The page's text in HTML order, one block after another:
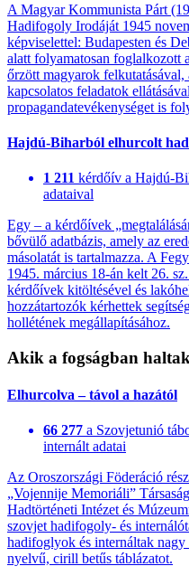
A Magyar Kommunista Párt
Hadifogoly Irodáját 1945
képviselettel: Budapesten és
alatt folyamatosan foglalkozott
őrzött magyarok felkutatásával,
kapcsolatos feladatok
propagandatevékenységet is
Hajdú-Biharból elhurcolt
1 211 kérdőív a Hajdú-
adataival
Egy – a kérdőívek
bővülő adatbázis, amely az
másolatát is tartalmazza. A
1945. március 18-án kelt 26.
kérdőívek kitöltésével és
hozzátartozók kérhettek
hollétének megállapításához.
Akik a fogságban
Elhurcolva – távol a hazától
66 277 a Szovjetunió
internált adatai
Az Oroszországi Föderáció
„Vojennije Memoriáli”
Hadtörténeti Intézet és
szovjet hadifogoly- és
hadifoglyok és internáltak nagy
nyelvű, cirill betűs táblázatot.